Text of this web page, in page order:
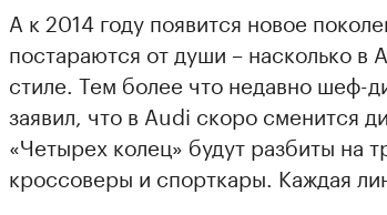
А к 2014 году появится новое
постараются от души – насколько
стиле. Тем более что недавно шеф-
заявил, что в Audi скоро сменится
«Четырех колец» будут разбиты на
кроссоверы и спорткары. Каждая